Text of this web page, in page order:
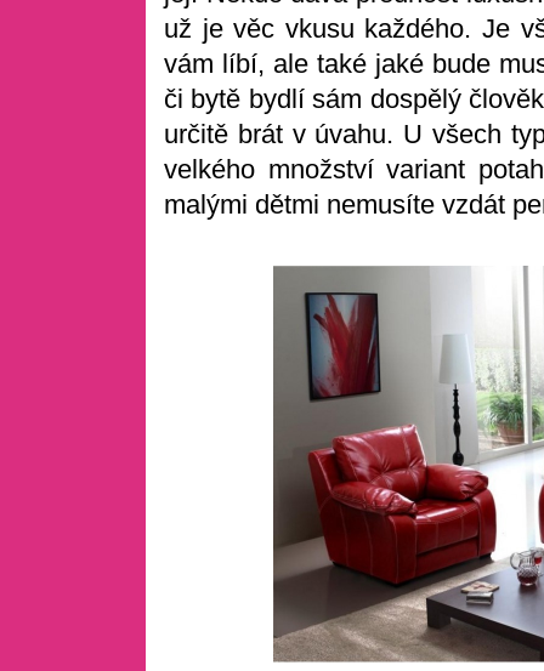
už je věc vkusu každého. Je
vám líbí, ale také jaké bude
či bytě bydlí sám dospělý
určitě brát v úvahu. U všech
velkého množství variant
malými dětmi nemusíte vzdát